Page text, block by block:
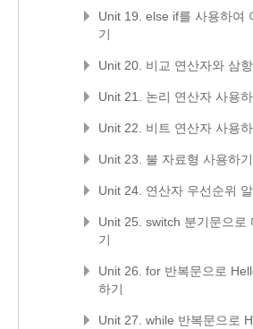
Unit 19. else if를 사용하여
기
Unit 20. 비교 연산자와 삼
Unit 21. 논리 연산자 사용
Unit 22. 비트 연산자 사용
Unit 23. 불 자료형 사용하기
Unit 24. 연산자 우선순위
Unit 25. switch 분기문으로
기
Unit 26. for 반복문으로
하기
Unit 27. while 반복문으로